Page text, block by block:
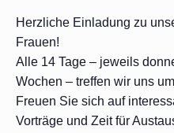
Herzliche Einladung zu
Frauen!
Alle 14 Tage – jeweils
Wochen – treffen wir uns
Freuen Sie sich auf
Vorträge und Zeit für